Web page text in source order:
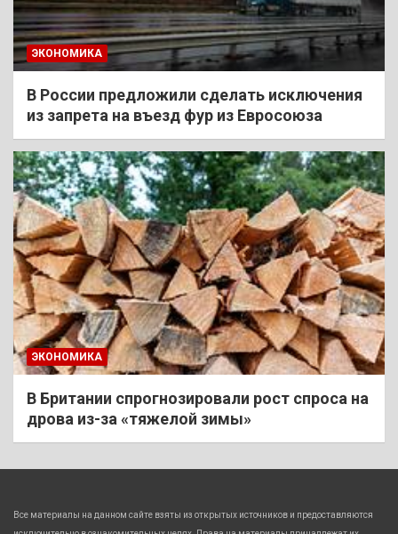
ЭКОНОМИКА
В России предложили сделать исключения
из запрета на въезд фур из Евросоюза
ЭКОНОМИКА
В Британии спрогнозировали рост спроса на
дрова из-за «тяжелой зимы»
Все материалы на данном сайте взяты из открытых источников и предоставляются